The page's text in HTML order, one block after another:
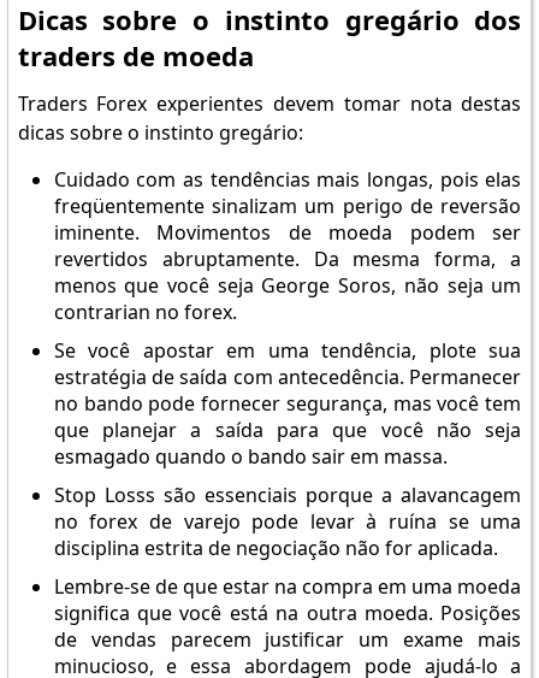
Dicas sobre o instinto gregário dos
traders de moeda
Traders Forex experientes devem tomar nota destas
dicas sobre o instinto gregário:
Cuidado com as tendências mais longas, pois elas
freqüentemente sinalizam um perigo de reversão
iminente. Movimentos de moeda podem ser
revertidos abruptamente. Da mesma forma, a
menos que você seja George Soros, não seja um
contrarian no forex.
Se você apostar em uma tendência, plote sua
estratégia de saída com antecedência. Permanecer
no bando pode fornecer segurança, mas você tem
que planejar a saída para que você não seja
esmagado quando o bando sair em massa.
Stop Losss são essenciais porque a alavancagem
no forex de varejo pode levar à ruína se uma
disciplina estrita de negociação não for aplicada.
Lembre-se de que estar na compra em uma moeda
significa que você está na outra moeda. Posições
de vendas parecem justificar um exame mais
minucioso, e essa abordagem pode ajudá-lo a